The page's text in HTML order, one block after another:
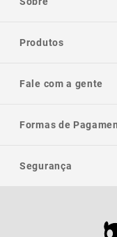
Produtos
Fale com a gente
Formas de
Segurança